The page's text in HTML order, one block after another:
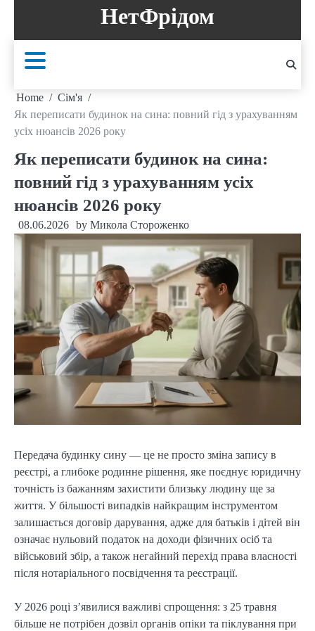
content
НетФрідом
Home
Сім'я
Як переписати будинок на сина: повний гід з урахуванням
усіх нюансів 2026 року
Як переписати будинок на сина:
повний гід з урахуванням усіх
нюансів 2026 року
08.06.2026 by Микола Стороженко
Передача будинку сину — це не просто зміна запису в
реєстрі, а глибоке родинне рішення, яке поєднує юридичну
точність із бажанням захистити близьку людину ще за
життя. У більшості випадків найкращим інструментом
залишається договір дарування, адже для батьків і дітей він
означає нульовий податок на доходи фізичних осіб та
військовий збір, а також негайний перехід права власності
після нотаріального посвідчення та реєстрації.
У 2026 році з’явилися важливі спрощення: з 25 травня
більше не потрібен дозвіл органів опіки та піклування при